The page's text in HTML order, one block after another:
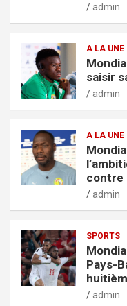
admin
A LA UNE
saisir
admin
A LA UNE
contre
admin
SPORTS
Pays-
admin